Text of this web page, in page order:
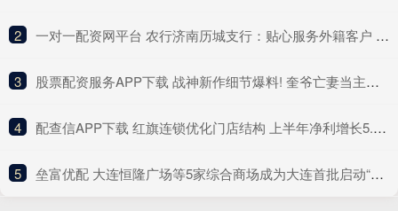
2 ​一对一配资网平台 农行济南历城支行：贴心服务外籍客户 高效办理获称赞
3 ​股票配资服务APP下载 战神新作细节爆料! 奎爷亡妻当主角 最早2027发售
4 ​配查信APP下载 红旗连锁优化门店结构 上半年净利增长5.33%
5 ​垒富优配 大连恒隆广场等5家综合商场成为大连首批启动“即买即退”离境退税商业项目